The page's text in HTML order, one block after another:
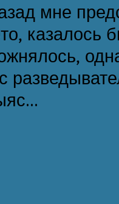
мне
казалось